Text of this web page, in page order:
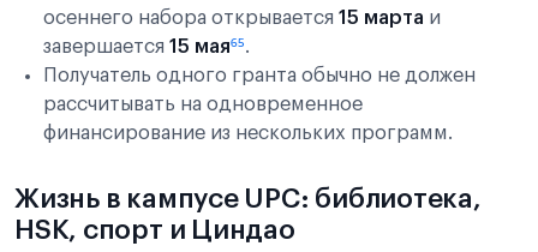
осеннего набора открывается 15 марта и
завершается 15 мая⁶⁵.
Получатель одного гранта обычно не должен
рассчитывать на одновременное
финансирование из нескольких программ.
Жизнь в кампусе UPC: библиотека,
HSK, спорт и Циндао